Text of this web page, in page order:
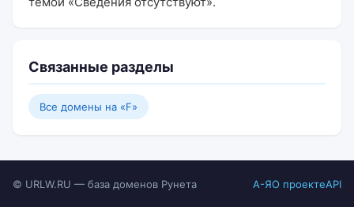
Связанные разделы
Все домены на «F»
© URLW.RU — база доменов Рунета А-ЯО проектеAPI